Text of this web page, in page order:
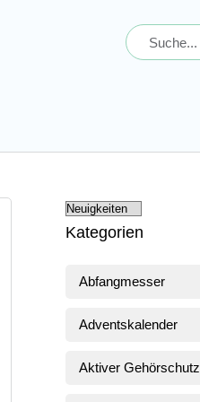
Kategorien
Abfangmesser
Adventskalender
Aktiver Gehörschutz